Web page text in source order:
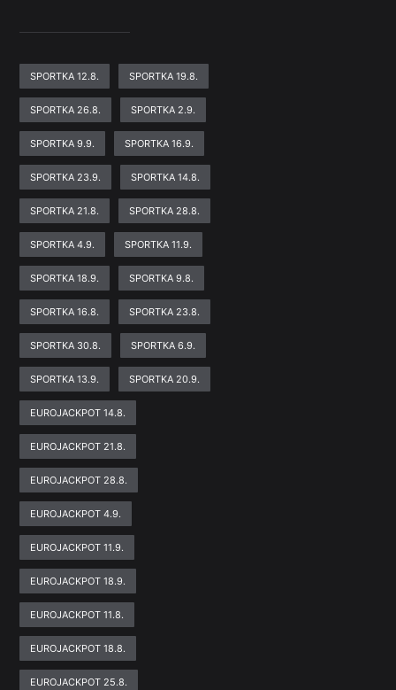
SPORTKA 12.8. SPORTKA 19.8.
SPORTKA 26.8. SPORTKA 2.9.
SPORTKA 9.9. SPORTKA 16.9.
SPORTKA 23.9. SPORTKA 14.8.
SPORTKA 21.8. SPORTKA 28.8.
SPORTKA 4.9. SPORTKA 11.9.
SPORTKA 18.9. SPORTKA 9.8.
SPORTKA 16.8. SPORTKA 23.8.
SPORTKA 30.8. SPORTKA 6.9.
SPORTKA 13.9. SPORTKA 20.9.
EUROJACKPOT 14.8.
EUROJACKPOT 21.8.
EUROJACKPOT 28.8.
EUROJACKPOT 4.9.
EUROJACKPOT 11.9.
EUROJACKPOT 18.9.
EUROJACKPOT 11.8.
EUROJACKPOT 18.8.
EUROJACKPOT 25.8.